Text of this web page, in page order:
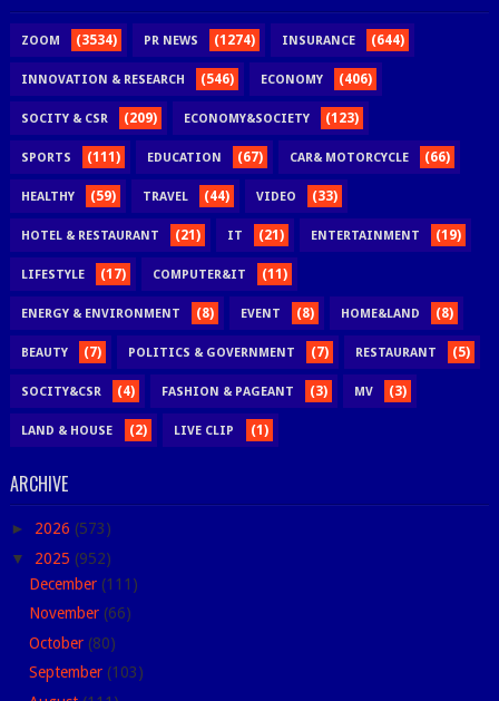
ZOOM (3534) PR NEWS (1274) INSURANCE (644)
INNOVATION & RESEARCH (546) ECONOMY (406)
SOCITY & CSR (209) ECONOMY&SOCIETY (123)
SPORTS (111) EDUCATION (67) CAR& MOTORCYCLE (66)
HEALTHY (59) TRAVEL (44) VIDEO (33)
HOTEL & RESTAURANT (21) IT (21) ENTERTAINMENT (19)
LIFESTYLE (17) COMPUTER&IT (11)
ENERGY & ENVIRONMENT (8) EVENT (8) HOME&LAND (8)
BEAUTY (7) POLITICS & GOVERNMENT (7) RESTAURANT (5)
SOCITY&CSR (4) FASHION & PAGEANT (3) MV (3)
LAND & HOUSE (2) LIVE CLIP (1)
ARCHIVE
► 2026 (573)
▼ 2025 (952)
December (111)
November (66)
October (80)
September (103)